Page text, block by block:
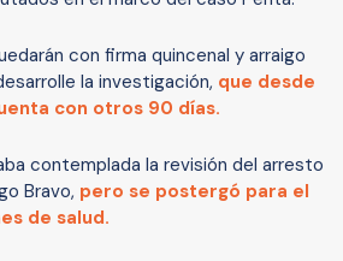
con firma quincenal y arraigo
la investigación, que desde
con otros 90 días.
contemplada la revisión del arresto
Bravo, pero se postergó para el
de salud.